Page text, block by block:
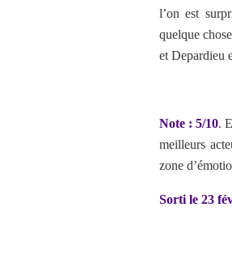
l’on est
quelque
et Depardieu
Note : 5/10.
meilleurs
zone
Sorti le 23